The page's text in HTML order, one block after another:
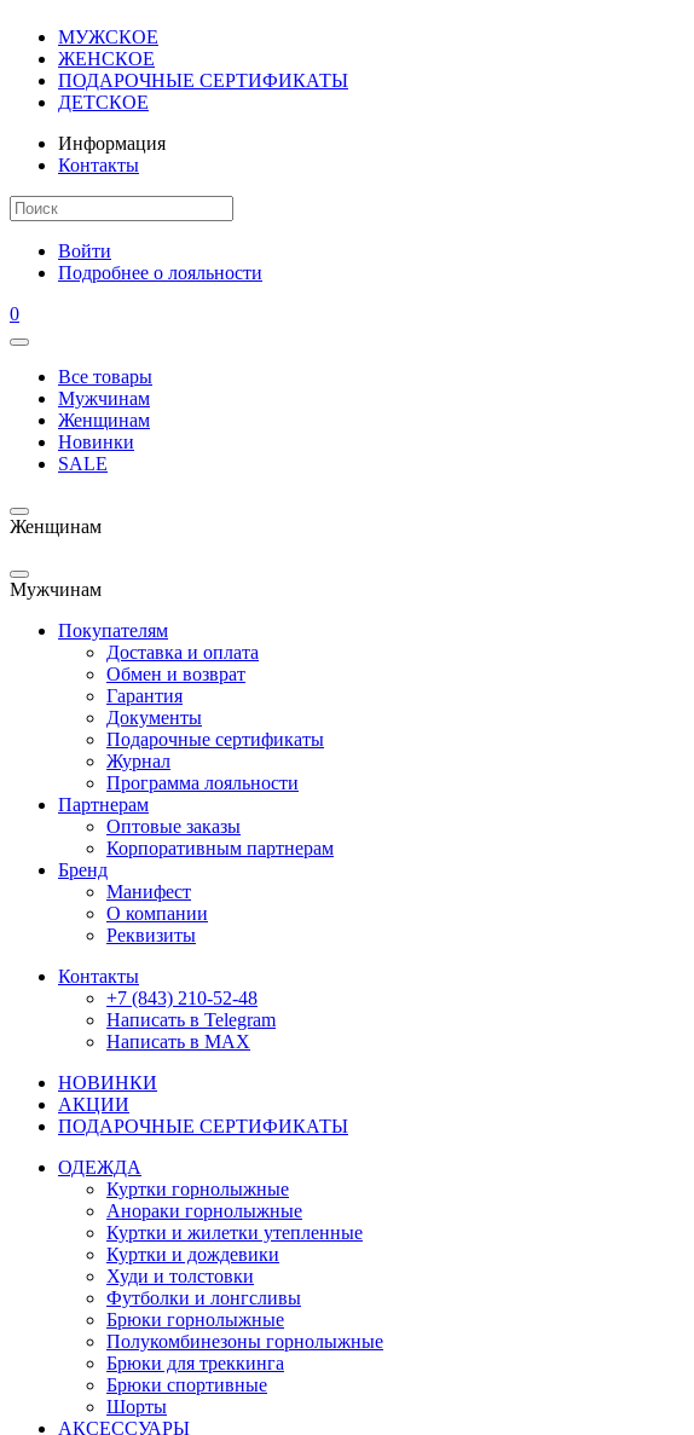
МУЖСКОЕ
ЖЕНСКОЕ
ПОДАРОЧНЫЕ СЕРТИФИКАТЫ
ДЕТСКОЕ
Информация
Контакты
Войти
Подробнее о лояльности
0
Все товары
Мужчинам
Женщинам
Новинки
SALE
Женщинам
Мужчинам
Покупателям
Доставка и оплата
Обмен и возврат
Гарантия
Документы
Подарочные сертификаты
Журнал
Программа лояльности
Партнерам
Оптовые заказы
Корпоративным партнерам
Бренд
Манифест
О компании
Реквизиты
Контакты
+7 (843) 210-52-48
Написать в Telegram
Написать в MAX
НОВИНКИ
АКЦИИ
ПОДАРОЧНЫЕ СЕРТИФИКАТЫ
ОДЕЖДА
Куртки горнолыжные
Анораки горнолыжные
Куртки и жилетки утепленные
Куртки и дождевики
Худи и толстовки
Футболки и лонгсливы
Брюки горнолыжные
Полукомбинезоны горнолыжные
Брюки для треккинга
Брюки спортивные
Шорты
АКСЕССУАРЫ